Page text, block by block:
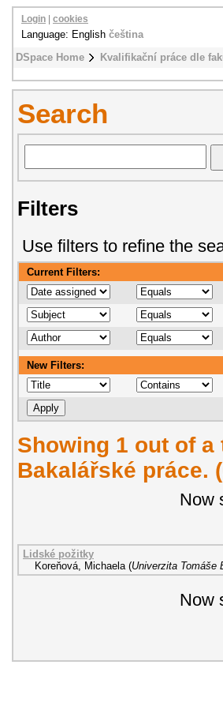
DSpace Home Kvalifikační práce dle
Login cookies
Language: English čeština
Search
Filters
Use filters to refine the
Current Filters:
New Filters:
Showing 1 out of
Bakalářské práce.
Now
Lidské požitky
Koreňová, Michaela (Univerzita Tomáše
Now